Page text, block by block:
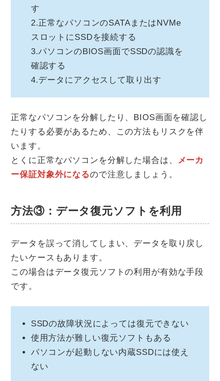
す
2.正常なパソコンのSATAまたはNVMe
スロットにSSDを接続する
3.パソコンのBIOS画面でSSDの認識を
確認する
4.データにアクセスして取り出す
正常なパソコンを分解したり、BIOS画面を確認し
たりする必要があるため、この方法もリスクを伴
います。
とくに正常なパソコンを分解した場合は、 メーカ
ー保証対象外になるので注意しましょう。
方法③：データ復元ソフトを利用
データを誤って消してしまい、データを取り戻し
たいケースもあります。
この場合はデータ復元ソフトの利用が有効な手段
です。
SSDの故障状況によっては復元できない
使用方法が難しい復元ソフトもある
パソコンが起動しない内蔵SSDには使え
ない